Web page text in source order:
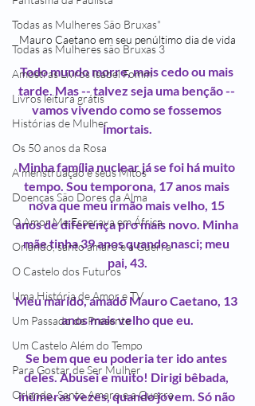
Todas as Mulheres São Bruxas"
Todas as Mulheres são Bruxas 3
Amostras Livros Isabel Fomm
Livros leitura grátis
Histórias de Mulher
Os 50 anos da Rosa
A menstruação e seus Mitos
Doenças São Dores da Alma
O Amor Me Esperava em África
Orlando, santo amaro e a Guerra
O Castelo dos Futuros
Uma História de Amor e TV
Um Passado de Presente
Um Castelo Além do Tempo
Para Gostar de Ser Mulher
Orlando, Santo Amaro e a Guerra
Mauro Caetano em seu penúltimo dia de vida
Todo mundo morre, mais cedo ou mais
tarde. Mas -- talvez seja uma benção --
vamos vivendo como se fossemos
imortais.
Minha família nuclear já se foi há muito
tempo. Sou temporona, 17 anos mais
nova que meu irmão mais velho, 15
anos de diferença pro mais novo. Minha
mãe tinha 39 anos quando nasci; meu
pai, 43.
Meu marido, amado Mauro Caetano, 13
anos mais velho que eu.
Se bem que eu poderia ter ido antes
deles. Abusei e muito! Dirigi bêbada,
inúmeras vezes, quando jovem. Só não